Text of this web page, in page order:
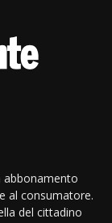
abbonamento
al consumatore.
del cittadino